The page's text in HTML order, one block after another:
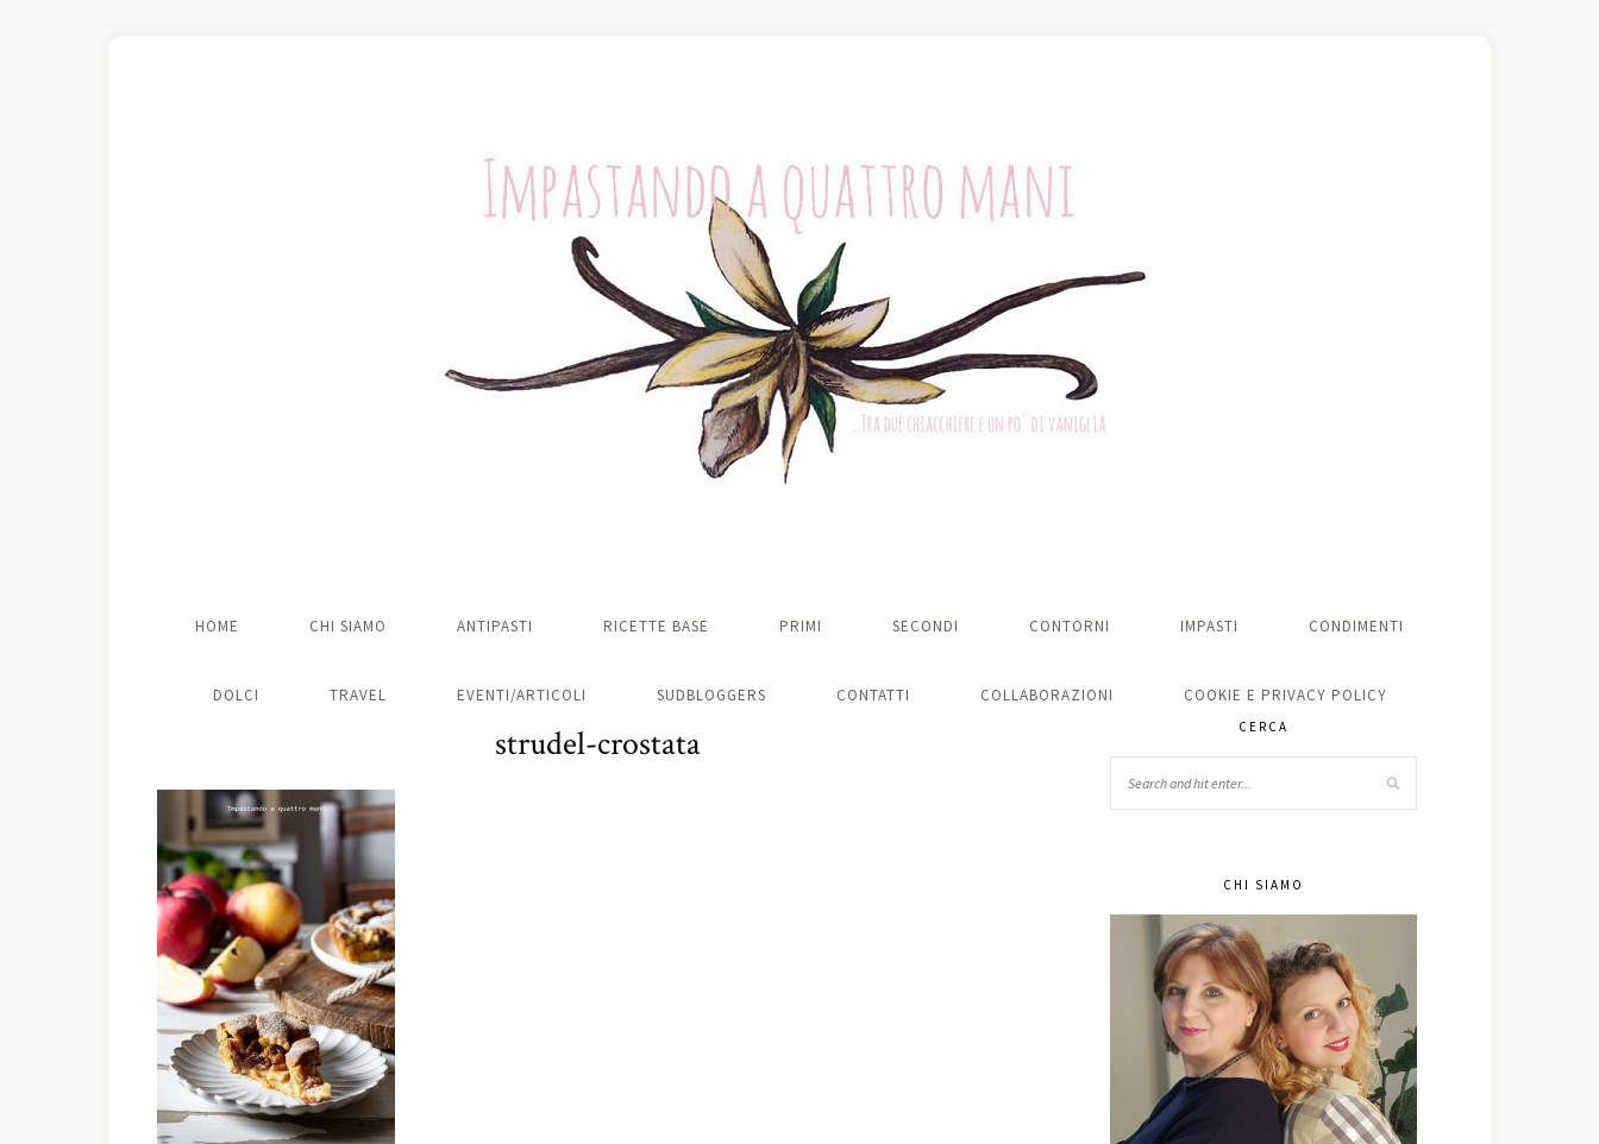
HOME CHI SIAMO ANTIPASTI RICETTE BASE PRIMI SECONDI CONTORNI IMPASTI CONDIMENTI
DOLCI TRAVEL EVENTI/ARTICOLI SUDBLOGGERS CONTATTI COLLABORAZIONI COOKIE E PRIVACY POLICY
strudel-crostata CERCA
CHI SIAMO